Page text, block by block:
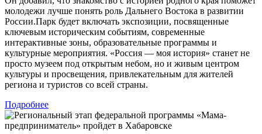
молодежи лучше понять роль Дальнего Востока в развитии
России.Парк будет включать экспозиции, посвященные
ключевым историческим событиям, современные
интерактивные зоны, образовательные программы и
культурные мероприятия. «Россия — моя история» станет не
просто музеем под открытым небом, но и живым центром
культуры и просвещения, привлекательным для жителей
региона и туристов со всей страны.
Подробнее